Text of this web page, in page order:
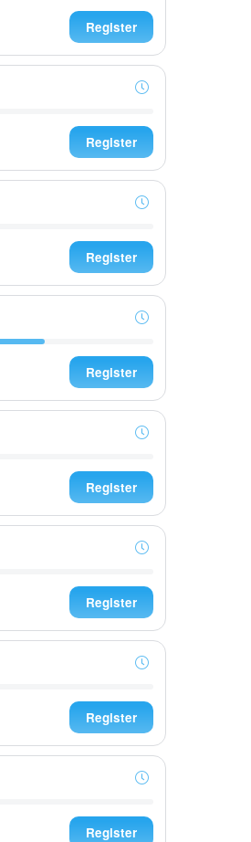
Register
Register
Register
Register
Register
Register
Register
Register